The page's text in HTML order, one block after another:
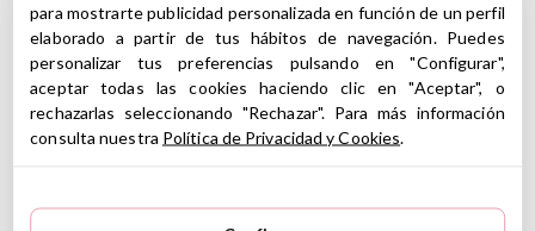
Daily VC Tienda de Fruta es una maqueta en miniatura de
recreación de la serie Super Store de Rolife Super Creatorde
una maravillosa tienda de frutas que no se le escapa detalle.
Recrea esta maqueta pieza a pieza y pasa horas de diversión con
ella.
Una manera de incrementar la concentración, la paciencia, la
Puedes ampliar la maqueta y añadir más escenas pinchandoAQUÍ
para mostrarte publicidad personalizada en función de un perfil
elaborado a partir de tus hábitos de navegación. Puedes
personalizar tus preferencias pulsando en "Configurar",
aceptar todas las cookies haciendo clic en "Aceptar", o
rechazarlas seleccionando "Rechazar". Para más información
consulta nuestra Política de Privacidad y Cookies.